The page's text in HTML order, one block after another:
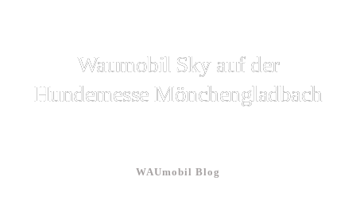
Waumobil Sky auf der
Hundemesse Mönchengladbach
WAUmobil Blog